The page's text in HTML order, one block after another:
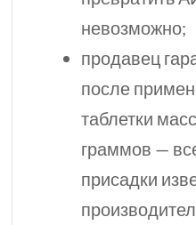
невозможно;
продавец
после
таблетки
граммов —
присадки